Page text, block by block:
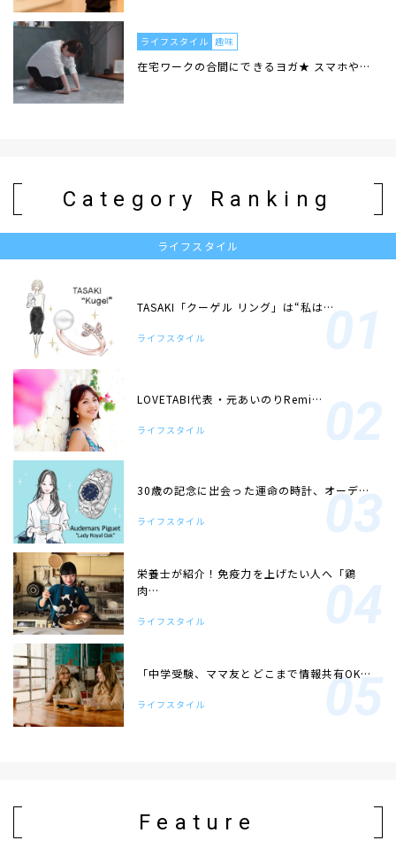
ライフスタイル 趣味
在宅ワークの合間にできるヨガ★ スマホや…
Category Ranking
ライフスタイル
TASAKI「クーゲル リング」は“私は…
ライフスタイル
LOVETABI代表・元あいのりRemi…
ライフスタイル
30歳の記念に出会った運命の時計、オーデ…
ライフスタイル
栄養士が紹介！免疫力を上げたい人へ「鶏
肉…
ライフスタイル
「中学受験、ママ友とどこまで情報共有OK…
ライフスタイル
Feature